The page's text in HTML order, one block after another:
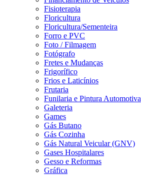
Fisioterapia
Floricultura
Floricultura/Sementeira
Forro e PVC
Foto / Filmagem
Fotógrafo
Fretes e Mudanças
Frigorífico
Frios e Laticínios
Frutaria
Funilaria e Pintura Automotiva
Galeteria
Games
Gás Butano
Gás Cozinha
Gás Natural Veicular (GNV)
Gases Hospitalares
Gesso e Reformas
Gráfica